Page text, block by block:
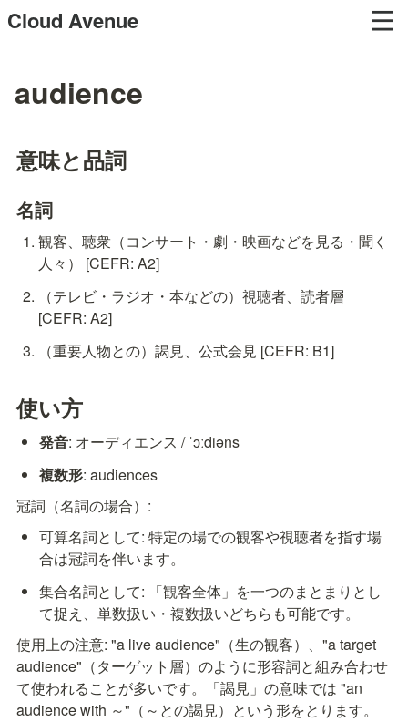
Cloud Avenue
audience
意味と品詞
名詞
観客、聴衆（コンサート・劇・映画などを見る・聞く
人々） [CEFR: A2]
（テレビ・ラジオ・本などの）視聴者、読者層
[CEFR: A2]
（重要人物との）謁見、公式会見 [CEFR: B1]
使い方
発音: オーディエンス / ˈɔːdiəns
複数形: audiences
冠詞（名詞の場合）:
可算名詞として: 特定の場での観客や視聴者を指す場
合は冠詞を伴います。
集合名詞として: 「観客全体」を一つのまとまりとし
て捉え、単数扱い・複数扱いどちらも可能です。
使用上の注意: "a live audience"（生の観客）、"a target
audience"（ターゲット層）のように形容詞と組み合わせ
て使われることが多いです。「謁見」の意味では "an
audience with ～"（～との謁見）という形をとります。